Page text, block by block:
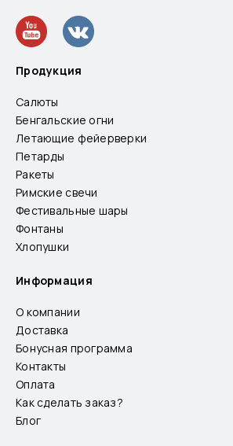
Продукция
Салюты
Бенгальские огни
Летающие фейерверки
Петарды
Ракеты
Римские свечи
Фестивальные шары
Фонтаны
Хлопушки
Информация
О компании
Доставка
Бонусная программа
Контакты
Оплата
Как сделать заказ?
Блог